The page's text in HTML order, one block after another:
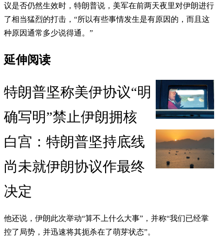
议是否仍然生效时，特朗普说，美军在前两天夜里对伊朗进行
了相当猛烈的打击，“所以有些事情发生是有原因的，而且这
种原因通常多少说得通。”
延伸阅读
特朗普坚称美伊协议“明
确写明”禁止伊朗拥核
白宫：特朗普坚持底线
尚未就伊朗协议作最终
决定
他还说，伊朗此次举动“算不上什么大事”，并称“我们已经掌
控了局势，并迅速将其扼杀在了萌芽状态”。